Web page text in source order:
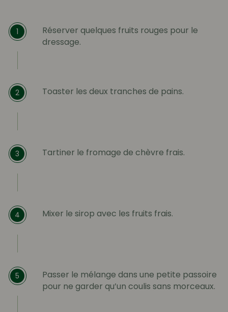
1
Réserver quelques fruits rouges pour le
dressage.
2 Toaster les deux tranches de pains.
3 Tartiner le fromage de chèvre frais.
4 Mixer le sirop avec les fruits frais.
5
Passer le mélange dans une petite passoire
pour ne garder qu’un coulis sans morceaux.